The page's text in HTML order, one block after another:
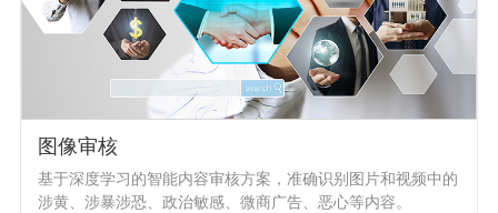
图像审核
基于深度学习的智能内容审核方案，准确识别图片和视频中的
涉黄、涉暴涉恐、政治敏感、微商广告、恶心等内容。